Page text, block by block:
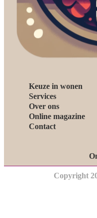
Keuze in wonen
Services
Over ons
Online magazine
Contact
Copyright